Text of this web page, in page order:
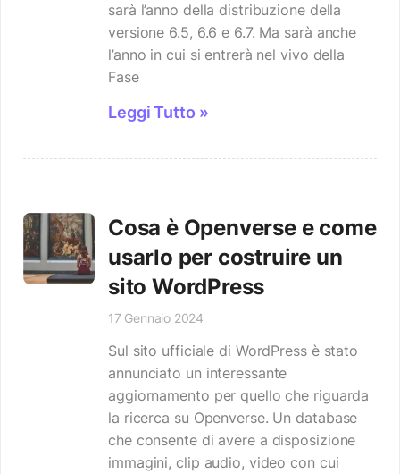
sarà l’anno della distribuzione della
versione 6.5, 6.6 e 6.7. Ma sarà anche
l’anno in cui si entrerà nel vivo della
Fase
Leggi Tutto »
Cosa è Openverse e come
usarlo per costruire un
sito WordPress
17 Gennaio 2024
Sul sito ufficiale di WordPress è stato
annunciato un interessante
aggiornamento per quello che riguarda
la ricerca su Openverse. Un database
che consente di avere a disposizione
immagini, clip audio, video con cui